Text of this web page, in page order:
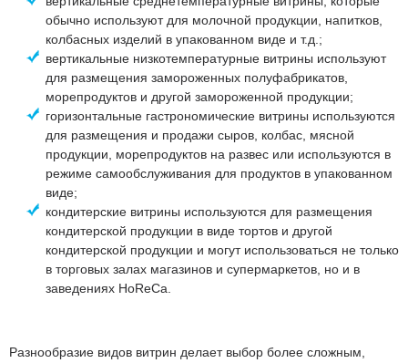
обычно используют для молочной продукции, напитков,
колбасных изделий в упакованном виде и т.д.;
вертикальные низкотемпературные витрины используют
для размещения замороженных полуфабрикатов,
морепродуктов и другой замороженной продукции;
горизонтальные гастрономические витрины используются
для размещения и продажи сыров, колбас, мясной
продукции, морепродуктов на развес или используются в
режиме самообслуживания для продуктов в упакованном
виде;
кондитерские витрины используются для размещения
кондитерской продукции в виде тортов и другой
кондитерской продукции и могут использоваться не только
в торговых залах магазинов и супермаркетов, но и в
заведениях HoReCa.
Разнообразие видов витрин делает выбор более сложным,